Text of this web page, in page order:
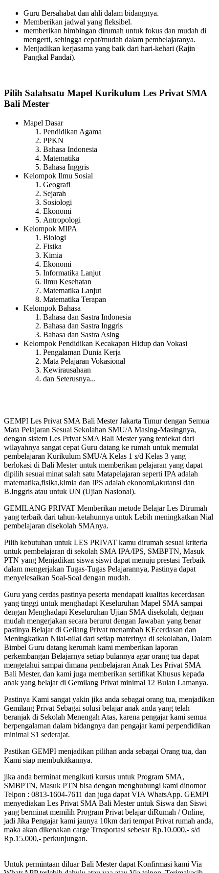
Guru Bersahabat dan ahli dalam bidangnya.
Memberikan jadwal yang fleksibel.
memberikan bimbingan dirumah untuk fokus dan mudah di
mengerti, sehingga cepat/mudah dalam pembelajaranya.
Menjadikan kerjasama yang baik dari hari-kehari (Rajin
Pangkal Pandai).
Pilih Salahsatu Mapel Kurikulum Les Privat SMA
Bali Mester
Mapel Dasar
Pendidikan Agama
PPKN
Bahasa Indonesia
Matematika
Bahasa Inggris
Kelompok Ilmu Sosial
Geografi
Sejarah
Sosiologi
Ekonomi
Antropologi
Kelompok MIPA
Biologi
Fisika
Kimia
Ekonomi
Informatika Lanjut
Ilmu Kesehatan
Matematika Lanjut
Matematika Terapan
Kelompok Bahasa
Bahasa dan Sastra Indonesia
Bahasa dan Sastra Inggris
Bahasa dan Sastra Asing
Kelompok Pendidikan Kecakapan Hidup dan Vokasi
Pengalaman Dunia Kerja
Mata Pelajaran Vokasional
Kewirausahaan
dan Seterusnya...
GEMPI Les Privat SMA Bali Mester Jakarta Timur dengan Semua
Mata Pelajaran Sesuai Sekolahan SMU/A Masing-Masingnya,
dengan sistem Les Privat SMA Bali Mester yang terdekat dari
wilayahnya sangat cepat Guru datang ke rumah untuk memulai
pembelajaran Kurikulum SMU/A Kelas 1 s/d Kelas 3 yang
berlokasi di Bali Mester untuk memberikan pelajaran yang dapat
dipilih sesuai minat salah satu Matapelajaran seperti IPA adalah
matematika,fisika,kimia dan IPS adalah ekonomi,akutansi dan
B.Inggris atau untuk UN (Ujian Nasional).
GEMILANG PRIVAT Memberikan metode Belajar Les Dirumah
yang terbaik dari tahun-ketahunnya untuk Lebih meningkatkan Nial
pembelajaran disekolah SMAnya.
Pilih kebutuhan untuk LES PRIVAT kamu dirumah sesuai kriteria
untuk pembelajaran di sekolah SMA IPA/IPS, SMBPTN, Masuk
PTN yang Menjadikan siswa siswi dapat menuju prestasi Terbaik
dalam mengerjakan Tugas-Tugas Pelajarannya, Pastinya dapat
menyelesaikan Soal-Soal dengan mudah.
Guru yang cerdas pastinya peserta mendapati kualitas kecerdasan
yang tinggi untuk menghadapi Keseluruhan Mapel SMA sampai
dengan Menghadapi Keseluruhan Ujian SMA disekolah, degnan
mudah mengerjakan secara berurut dengan Jawaban yang benar
pastinya Belajar di Geilang Privat menambah KEcerdasan dan
Meningkatkan Nilai-nilai dari setiap materinya di sekolahan, Dalam
Bimbel Guru datang kerumah kami memberikan laporan
perkembangan Belajarnya setiap bulannya agar orang tua dapat
mengetahui sampai dimana pembelajaran Anak Les Privat SMA
Bali Mester, dan kami juga memberikan sertifikat Khusus kepada
anak yang belajar di Gemilang Privat minimal 12 Bulan Lamanya.
Pastinya Kami sangat yakin jika anda sebagai orang tua, menjadikan
Gemilang Privat Sebagai solusi belajar anak anda yang telah
beranjak di Sekolah Menengah Atas, karena pengajar kami semua
berpengalaman dalam bidangnya dan pengajar kami perpendidikan
minimal S1 sederajat.
Pastikan GEMPI menjadikan pilihan anda sebagai Orang tua, dan
Kami siap membukitkannya.
jika anda berminat mengikuti kursus untuk Program SMA,
SMBPTN, Masuk PTN bisa dengan menghubungi kami dinomor
Telpon : 0813-1604-7611 dan juga dapat VIA WhatsApp. GEMPI
menyediakan Les Privat SMA Bali Mester untuk Siswa dan Siswi
yang berminat memilih Program Privat belajar diRumah / Online,
jadi Jika Pengajar kami jaunya 10km dari tempat Privat rumah anda,
maka akan dikenakan carge Trnsportasi sebesar Rp.10.000,- s/d
Rp.15.000,- perkunjungan.
Untuk permintaan diluar Bali Mester dapat Konfirmasi kami Via